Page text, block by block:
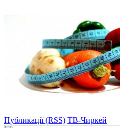
Публикації (RSS) ТВ-Чиркей